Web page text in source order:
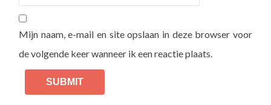
Mijn naam, e-mail en site opslaan in deze browser voor
de volgende keer wanneer ik een reactie plaats.